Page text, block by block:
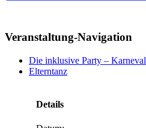
Veranstaltung-Navigation
Die inklusive Party – Karneval
Elterntanz
Details